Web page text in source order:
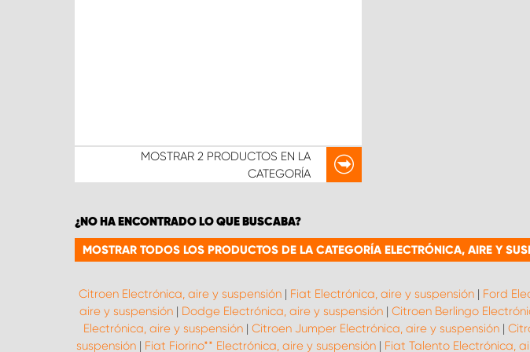
MOSTRAR 2 PRODUCTOS EN LA
CATEGORÍA
¿NO HA ENCONTRADO LO QUE BUSCABA?
MOSTRAR TODOS LOS PRODUCTOS DE LA CATEGORÍA ELECTRÓNICA, AIRE Y
Citroen Electrónica, aire y suspensión| Fiat Electrónica, aire y suspensión| Ford
aire y suspensión | Dodge Electrónica, aire y suspensión | Citroen Berlingo
Electrónica, aire y suspensión | Citroen Jumper Electrónica, aire y suspensión |
suspensión| Fiat Fiorino** Electrónica, aire y suspensión| Fiat Talento Electrónica,